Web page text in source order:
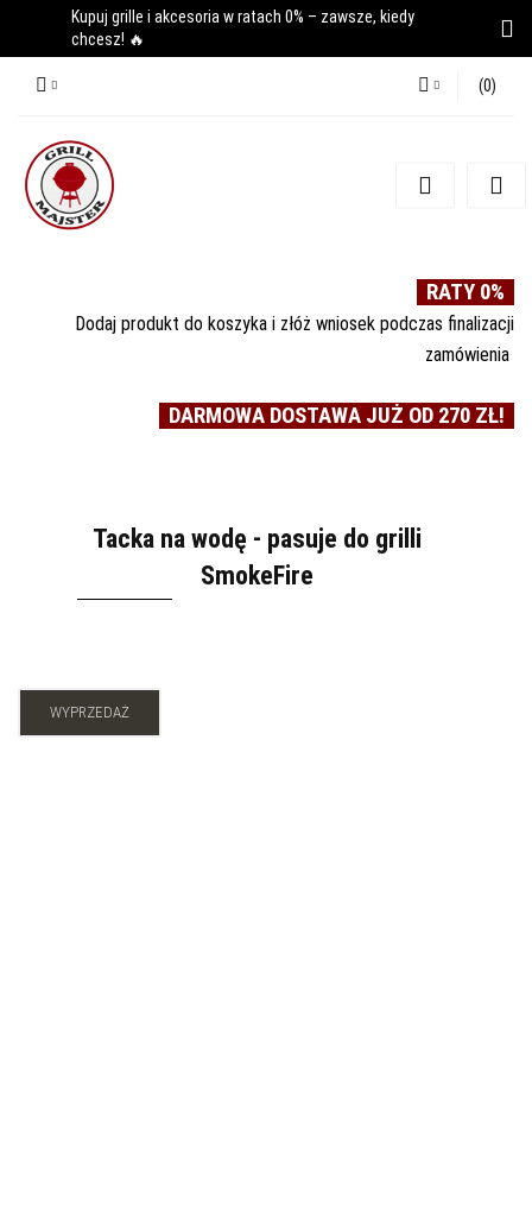
Kupuj grille i akcesoria w ratach 0% – zawsze, kiedy
chcesz! 🔥
Zarejestruj się
(0)
RATY 0%
Dodaj produkt do koszyka i złóż wniosek podczas finalizacji
zamówienia
DARMOWA DOSTAWA JUŻ OD 270 ZŁ!
Tacka na wodę - pasuje do grilli
SmokeFire
WYPRZEDAŻ